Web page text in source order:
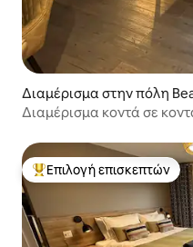
Διαμέρισμα στην πόλη
Διαμέρισμα κοντά σε
Κορυφαία επιλογή
Επιλογή επισκεπτών